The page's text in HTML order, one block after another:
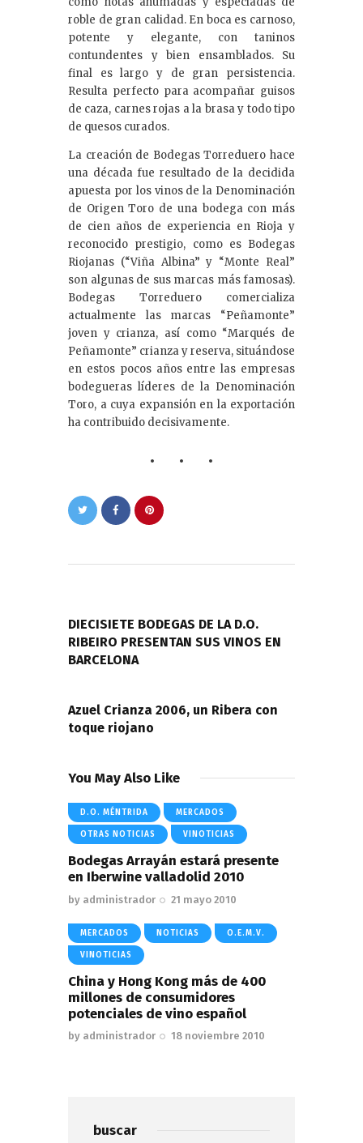
roble de gran calidad. En boca es carnoso,
potente y elegante, con taninos
contundentes y bien ensamblados. Su
final es largo y de gran persistencia.
Resulta perfecto para acompañar guisos
de caza, carnes rojas a la brasa y todo tipo
de quesos curados.
La creación de Bodegas Torreduero hace
una década fue resultado de la decidida
apuesta por los vinos de la Denominación
de Origen Toro de una bodega con más
de cien años de experiencia en Rioja y
reconocido prestigio, como es Bodegas
Riojanas (“Viña Albina” y “Monte Real”
son algunas de sus marcas más famosas).
Bodegas Torreduero comercializa
actualmente las marcas “Peñamonte”
joven y crianza, así como “Marqués de
Peñamonte” crianza y reserva, situándose
en estos pocos años entre las empresas
bodegueras líderes de la Denominación
Toro, a cuya expansión en la exportación
ha contribuido decisivamente.
entradas
DIECISIETE BODEGAS DE LA D.O.
RIBEIRO PRESENTAN SUS VINOS EN
BARCELONA
Azuel Crianza 2006, un Ribera con
toque riojano
You May Also Like
D.O. MÉNTRIDA MERCADOS
OTRAS NOTICIAS VINOTICIAS
Bodegas Arrayán estará presente
en Iberwine valladolid 2010
by administrador 21 mayo 2010
MERCADOS NOTICIAS O.E.M.V.
VINOTICIAS
China y Hong Kong más de 400
millones de consumidores
potenciales de vino español
by administrador 18 noviembre 2010
buscar